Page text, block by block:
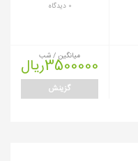
0 دیدگاه
میانگین / شب
3500000ریال
گزینش